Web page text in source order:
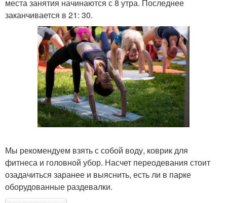
места занятия начинаются с 8 утра. Последнее
заканчивается в 21: 30.
Мы рекомендуем взять с собой воду, коврик для
фитнеса и головной убор. Насчет переодевания стоит
озадачиться заранее и выяснить, есть ли в парке
оборудованные раздевалки.